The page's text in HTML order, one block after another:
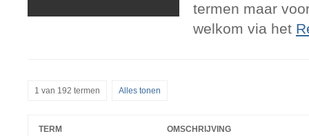
termen maar
welkom via het
1 van 192 termen Alles tonen
TERM OMSCHRIJVING